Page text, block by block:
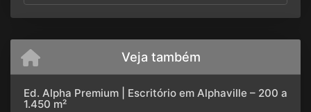
Veja também
Ed. Alpha Premium | Escritório em Alphaville – 200 a
1.450 m²